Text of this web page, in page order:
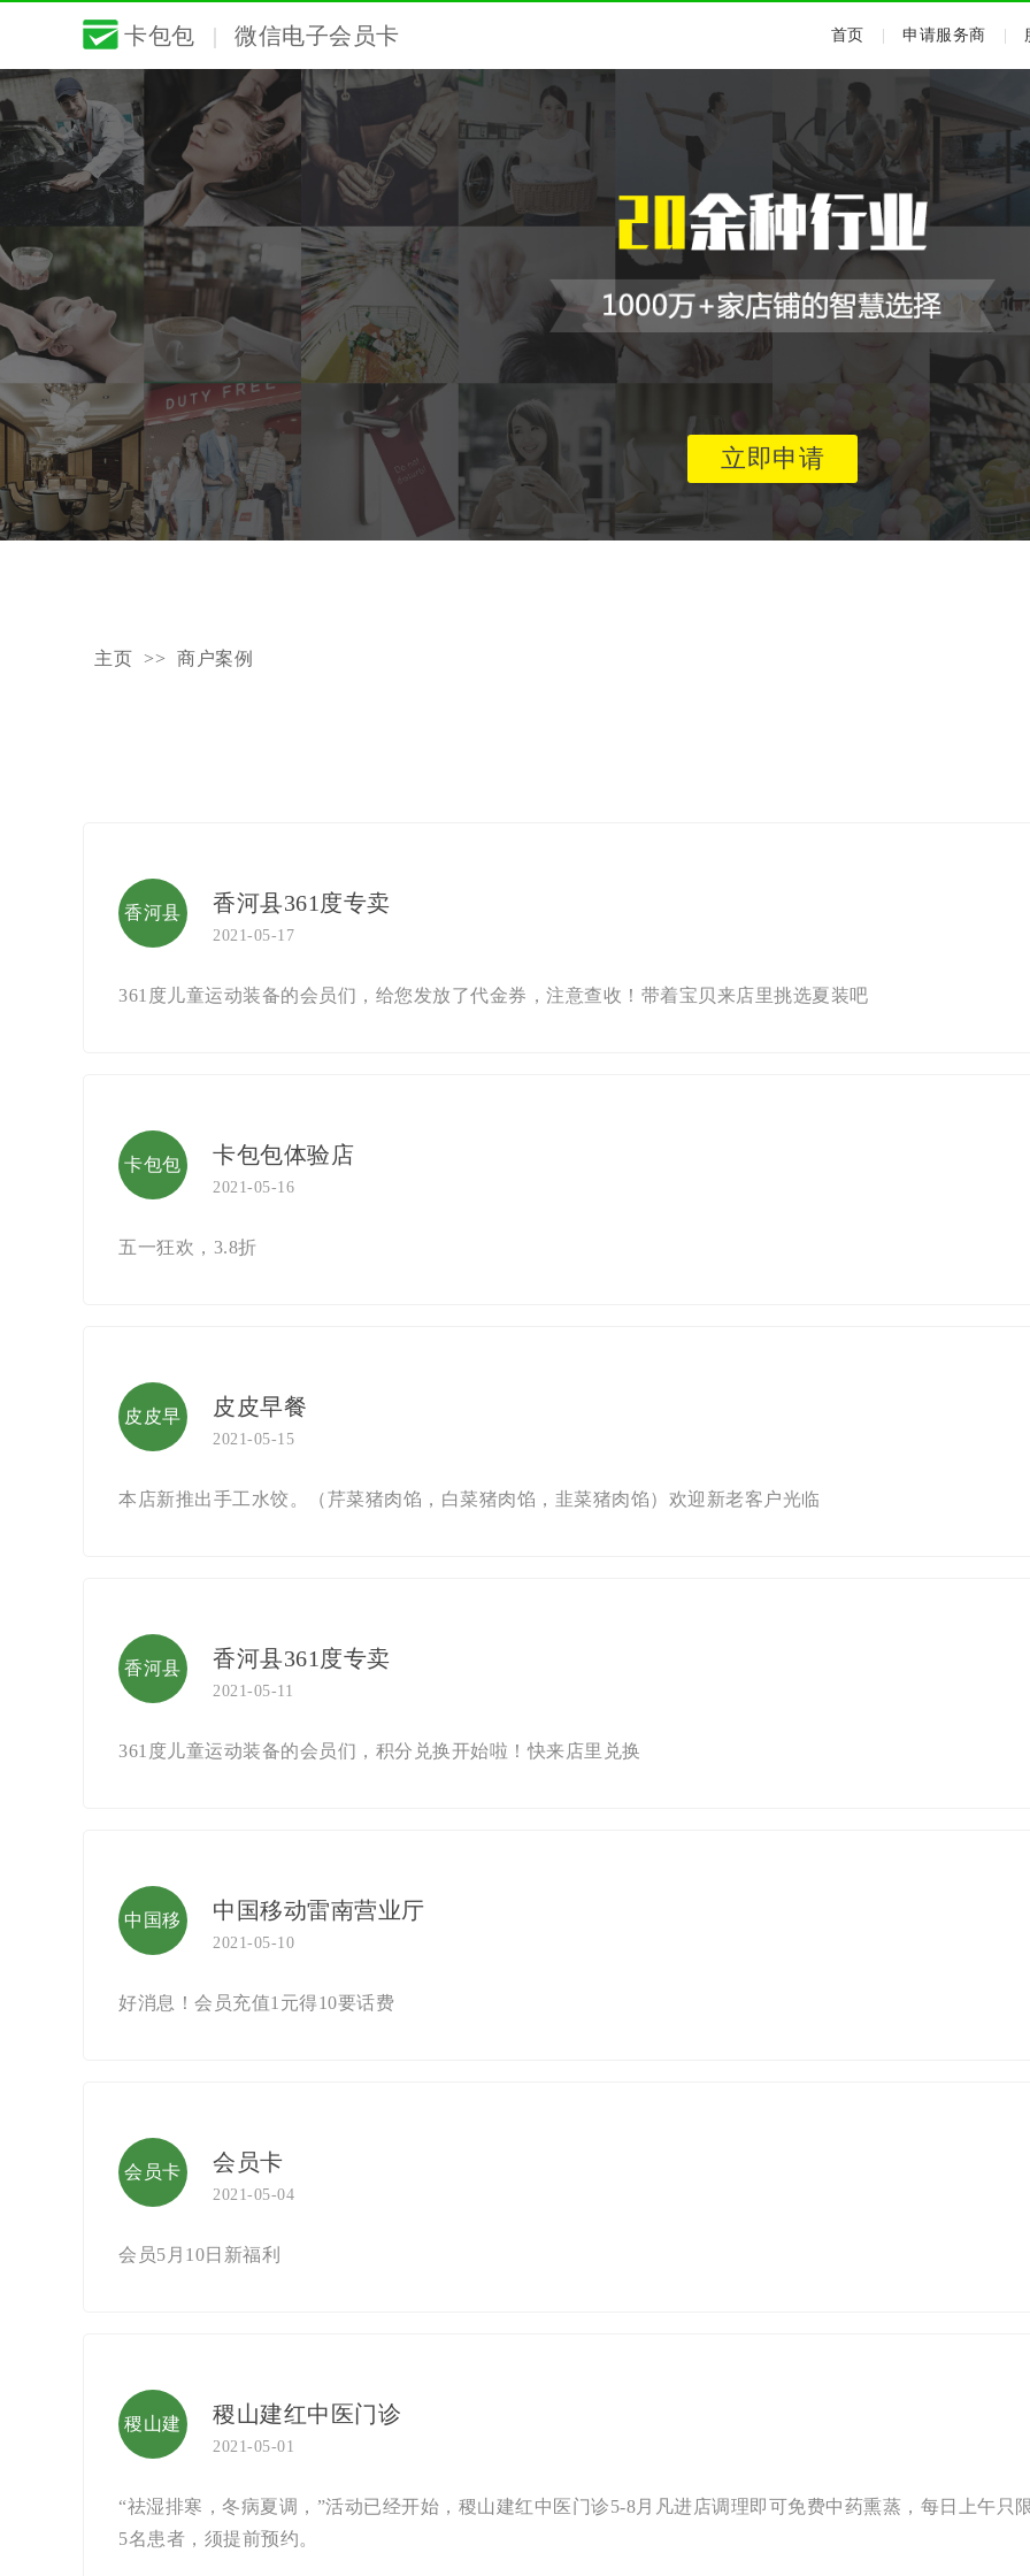
卡包包 | 微信电子会员卡 首页 申请服务商
立即申请
主页 >> 商户案例
香河县
361度专
香河县361度专卖
2021-05-17
361度儿童运动装备的会员们，给您发放了代金券，注意查收！带着宝贝来店里挑选夏装吧
卡包包 卡包包体验店
2021-05-16
五一狂欢，3.8折
皮皮早
餐
皮皮早餐
2021-05-15
本店新推出手工水饺。（芹菜猪肉馅，白菜猪肉馅，韭菜猪肉馅）欢迎新老客户光临
香河县
361度专
香河县361度专卖
2021-05-11
361度儿童运动装备的会员们，积分兑换开始啦！快来店里兑换
中国移 中国移动雷南营业厅
2021-05-10
好消息！会员充值1元得10要话费
会员卡 会员卡
2021-05-04
会员5月10日新福利
稷山建 稷山建红中医门诊
2021-05-01
“祛湿排寒，冬病夏调，”活动已经开始，稷山建红中医门诊5-8月凡进店调理即可免费中药熏蒸，每日上午只限
5名患者，须提前预约。